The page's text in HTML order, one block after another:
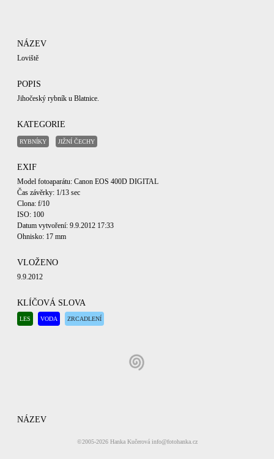
NÁZEV
Loviště
POPIS
Jihočeský rybník u Blatnice.
KATEGORIE
RYBNÍKY JIŽNÍ ČECHY
EXIF
Model fotoaparátu: Canon EOS 400D DIGITAL
Čas závěrky: 1/13 sec
Clona: f/10
ISO: 100
Datum vytvoření: 9.9.2012 17:33
Ohnisko: 17 mm
VLOŽENO
9.9.2012
KLÍČOVÁ SLOVA
LES VODA ZRCADLENÍ
NÁZEV
©2005-2026 Hanka Kučerováinfo@fotohanka.cz